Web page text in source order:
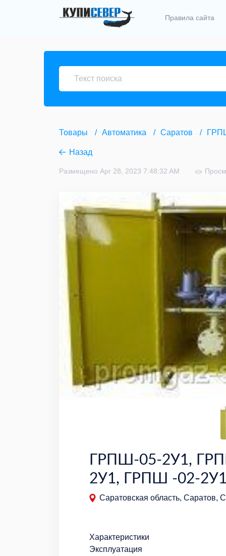
Правила сайта
Товары Автоматика Саратов
Назад
Размещено Apr 28, 2023 7:48:32 AM
ГРПШ-05-2У1,
2У1, ГРПШ -02-
Саратовская область, Саратов,
Характеристики
Эксплуатация